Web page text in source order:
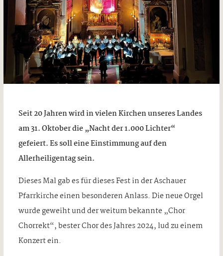
Seit 20 Jahren wird in vielen Kirchen unseres Landes
am 31. Oktober die „Nacht der 1.000 Lichter“
gefeiert. Es soll eine Einstimmung auf den
Allerheiligentag sein.
Dieses Mal gab es für dieses Fest in der Aschauer
Pfarrkirche einen besonderen Anlass. Die neue Orgel
wurde geweiht und der weitum bekannte „Chor
Chorrekt“, bester Chor des Jahres 2024, lud zu einem
Konzert ein.